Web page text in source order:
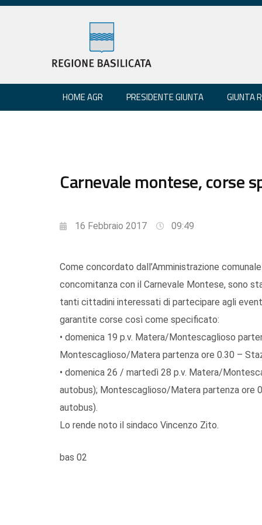
HOME AGR PRESIDENTE GIUNTA GIUNTA
Carnevale montese, corse
16 Febbraio 2017 09:49
Come concordato dall’Amministrazione
concomitanza con il Carnevale Montese, sono
tanti cittadini interessati di partecipare agli
garantite corse così come specificato:
• domenica 19 p.v. Matera/Montescaglioso
Montescaglioso/Matera partenza ore 0.30 –
• domenica 26 / martedì 28 p.v. Matera/
autobus); Montescaglioso/Matera partenza ore
autobus).
Lo rende noto il sindaco Vincenzo Zito.
bas 02